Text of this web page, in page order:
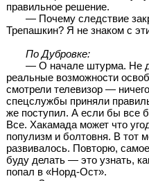
правильное решение.
— Почему следствие
Трепашкин? Я не знаком с
По Дубровке:
— О начале штурма. Не
реальные возможности
смотрели телевизор —
спецслужбы приняли
же поступил. А если бы все
Все. Хакамада может что
популизм и болтовня. В тот
развивалось. Повторю,
буду делать — это узнать,
попал в «Норд-Ост».